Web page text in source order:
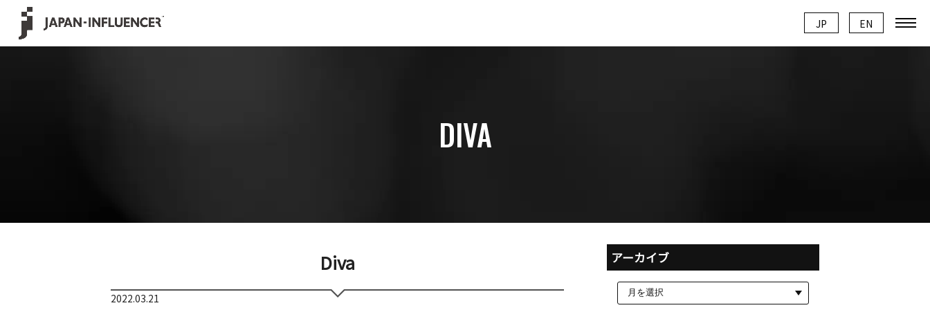
JP EN
JP EN
DIVA
Diva
2022.03.21
アーカイブ